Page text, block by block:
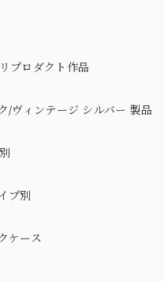
プロダクト作品
/ヴィンテージ シルバー 製品
プ別
ケース